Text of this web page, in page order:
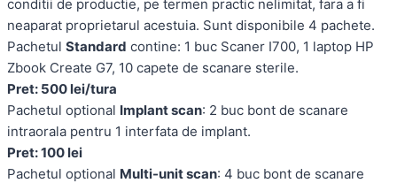
conditii de productie, pe termen practic nelimitat, fara a fi
neaparat proprietarul acestuia. Sunt disponibile 4 pachete.
Pachetul Standard contine: 1 buc Scaner I700, 1 laptop HP
Zbook Create G7, 10 capete de scanare sterile.
Pret: 500 lei/tura
Pachetul optional Implant scan: 2 buc bont de scanare
intraorala pentru 1 interfata de implant.
Pret: 100 lei
Pachetul optional Multi-unit scan: 4 buc bont de scanare